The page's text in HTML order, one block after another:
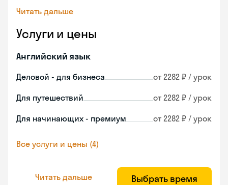
Читать дальше
Услуги и цены
Английский язык
Деловой - для бизнеса от 2282 ₽ / урок
Для путешествий от 2282 ₽ / урок
Для начинающих - премиум от 2282 ₽ / урок
Все услуги и цены (4)
Читать дальше Выбрать время